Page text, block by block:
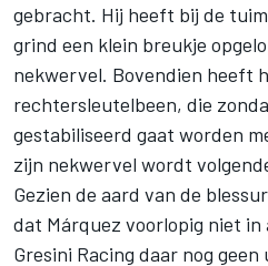
gebracht. Hij heeft bij de
grind een klein breukje
nekwervel. Bovendien heeft
rechtersleutelbeen, die
gestabiliseerd gaat worden
zijn nekwervel wordt
Gezien de aard van de
dat Márquez voorlopig niet
Gresini Racing daar nog